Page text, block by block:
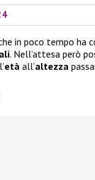
in poco tempo ha
. Nell’attesa però
età all’altezza